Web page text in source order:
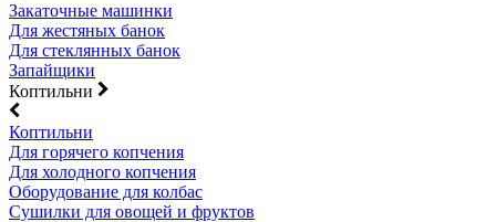
Закаточные машинки
Для жестяных банок
Для стеклянных банок
Запайщики
Коптильни
Коптильни
Для горячего копчения
Для холодного копчения
Оборудование для колбас
Сушилки для овощей и фруктов